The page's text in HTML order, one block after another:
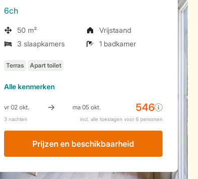
6ch
50 m²
Vrijstaand
3 slaapkamers
1 badkamer
Allekenmerken
Prijzen en beschikbaarheid